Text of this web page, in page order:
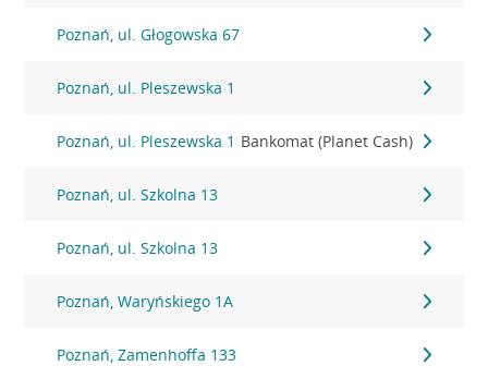
Poznań, ul. Głogowska 67
Poznań, ul. Pleszewska 1
Poznań, ul. Pleszewska 1 Bankomat (Planet Cash)
Poznań, ul. Szkolna 13
Poznań, ul. Szkolna 13
Poznań, Waryńskiego 1A
Poznań, Zamenhoffa 133